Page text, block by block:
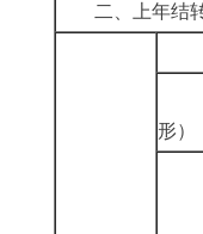
二、上年结
形）